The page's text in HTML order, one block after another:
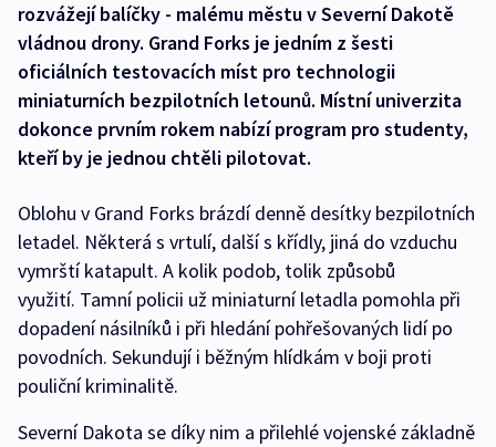
rozvážejí balíčky - malému městu v Severní Dakotě
vládnou drony. Grand Forks je jedním z šesti
oficiálních testovacích míst pro technologii
miniaturních bezpilotních letounů. Místní univerzita
dokonce prvním rokem nabízí program pro studenty,
kteří by je jednou chtěli pilotovat.
Oblohu v Grand Forks brázdí denně desítky bezpilotních
letadel. Některá s vrtulí, další s křídly, jiná do vzduchu
vymrští katapult. A kolik podob, tolik způsobů
využití. Tamní policii už miniaturní letadla pomohla při
dopadení násilníků i při hledání pohřešovaných lidí po
povodních. Sekundují i běžným hlídkám v boji proti
pouliční kriminalitě.
Severní Dakota se díky nim a přilehlé vojenské základně